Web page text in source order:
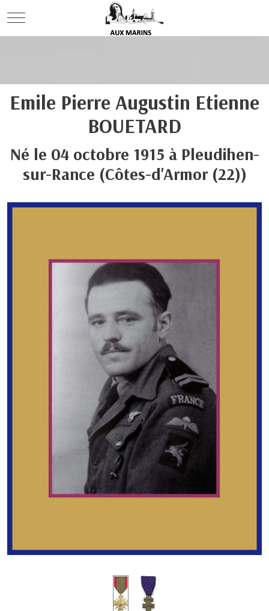
Mobile Menu Toggle
Emile Pierre Augustin Etienne
BOUETARD
Né le 04 octobre 1915 à Pleudihen-
sur-Rance (Côtes-d'Armor (22))